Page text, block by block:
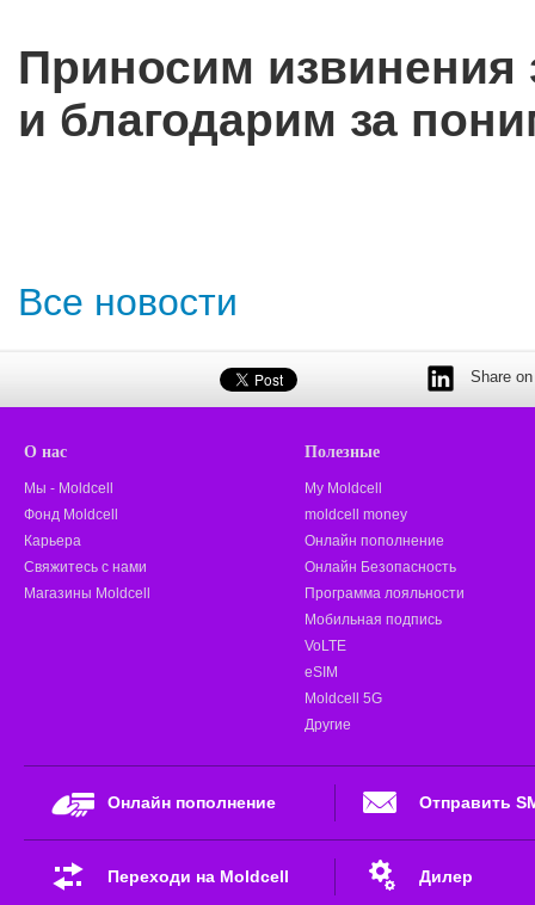
Приносим извинения
и благодарим за
Все новости
Share
О нас
Мы - Moldcell
Фонд Moldcell
Карьера
Свяжитесь с нами
Магазины Moldcell
Полезные
My Moldcell
moldcell money
Онлайн пополнение
Онлайн Безопасность
Программа лояльности
Мобильная подпись
VoLTE
eSIM
Moldcell 5G
Другие
Онлайн пополнение Отправить
Переходи на Moldcell Дилер